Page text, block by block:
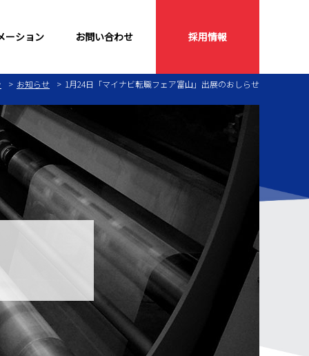
クリーンルーム
ズ 延伸フィルム
ルム SDS／RoHS
ーション お問い合わせ 採用情報
お知らせ 1月24日「マイナビ転職フェア富山」出展のおしらせ